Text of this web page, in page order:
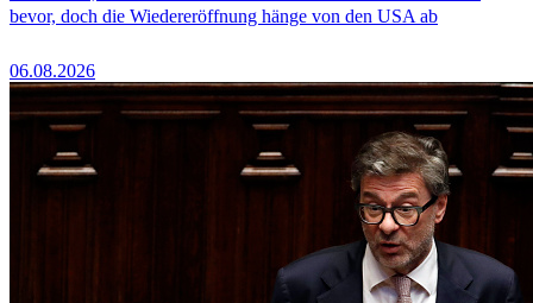
bevor, doch die Wiedereröffnung hänge von den USA ab
06.08.2026